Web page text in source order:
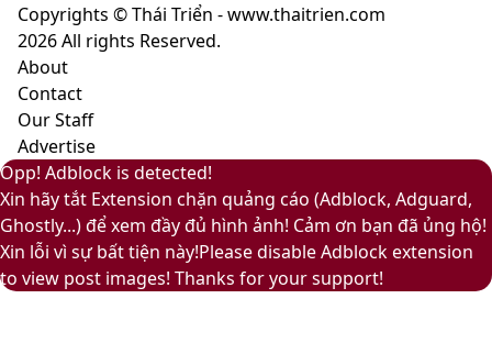
sự
nhã
nhặn
và
ấm
áp
Copyrights © Thái Triển - www.thaitrien.com
2026 All rights Reserved.
About
Contact
Our Staff
Advertise
Facebook
X
LinkedIn
YouTube
Google
Play
Facebook
Pinterest
Messenger
Messenger
Viber
Back
to
top
button
Close
Opp! Adblock is detected!
Xin hãy tắt Extension chặn quảng cáo (Adblock, Adguard,
Ghostly...) để xem đầy đủ hình ảnh! Cảm ơn bạn đã ủng hộ!
Xin lỗi vì sự bất tiện này!Please disable Adblock extension
to view post images! Thanks for your support!